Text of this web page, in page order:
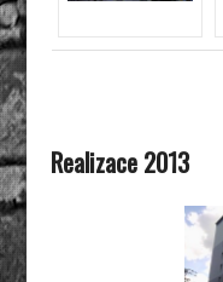
Realizace 2013